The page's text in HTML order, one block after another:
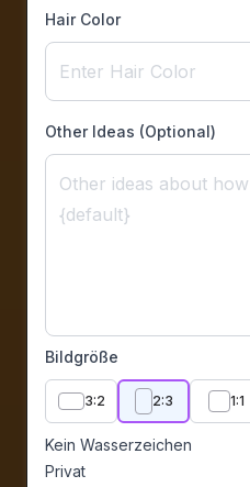
Hair Color
Other Ideas (Optional)
Bildgröße
3:2 2:3 1:1
Kein Wasserzeichen
Privat